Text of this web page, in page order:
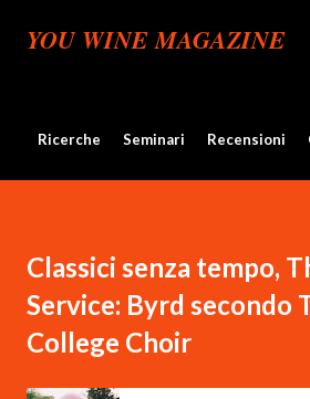
Passa ai contenuti
YOU WINE MAGAZINE
Ricerche Seminari Recensioni
Classici senza tempo,
Service: Byrd secondo
College Choir